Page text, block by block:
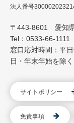
法人番号
〒443-8601 愛知
Tel：0533-66-1111
窓口応対時間：平
日・年末年始を除く
サイトポリシー
免責事項